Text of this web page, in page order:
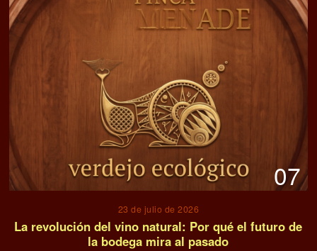
07
23 de julio de 2026
La revolución del vino natural: Por qué el futuro de
la bodega mira al pasado